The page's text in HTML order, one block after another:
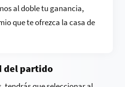
al doble tu ganancia,
que te ofrezca la casa de
del partido